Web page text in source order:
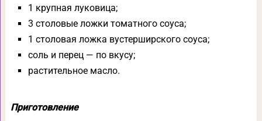
1 крупная луковица;
3 столовые ложки томатного соуса;
1 столовая ложка вустерширского соуса;
соль и перец — по вкусу;
растительное масло.
Приготовление